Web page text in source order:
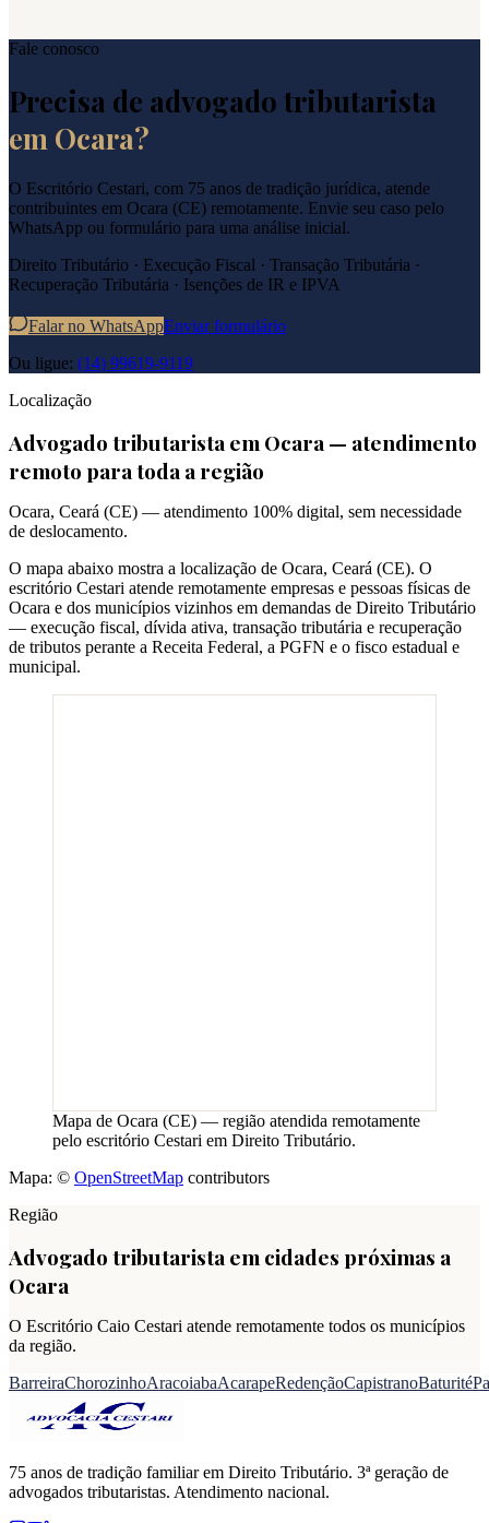
Fale conosco
Precisa de advogado tributarista
em Ocara?
O Escritório Cestari, com 75 anos de tradição jurídica, atende
contribuintes em Ocara (CE) remotamente. Envie seu caso pelo
WhatsApp ou formulário para uma análise inicial.
Direito Tributário · Execução Fiscal · Transação Tributária ·
Recuperação Tributária · Isenções de IR e IPVA
Falar no WhatsAppEnviar formulário
Ou ligue: (14) 99619-9119
Localização
Advogado tributarista em Ocara — atendimento
remoto para toda a região
Ocara, Ceará (CE) — atendimento 100% digital, sem necessidade
de deslocamento.
O mapa abaixo mostra a localização de Ocara, Ceará (CE). O
escritório Cestari atende remotamente empresas e pessoas físicas de
Ocara e dos municípios vizinhos em demandas de Direito Tributário
— execução fiscal, dívida ativa, transação tributária e recuperação
de tributos perante a Receita Federal, a PGFN e o fisco estadual e
municipal.
Mapa de Ocara (CE) — região atendida remotamente
pelo escritório Cestari em Direito Tributário.
Mapa: © OpenStreetMap contributors
Região
Advogado tributarista em cidades próximas a
Ocara
O Escritório Caio Cestari atende remotamente todos os municípios
da região.
BarreiraChorozinhoAracoiabaAcarapeRedençãoCapistranoBaturité
75 anos de tradição familiar em Direito Tributário. 3ª geração de
advogados tributaristas. Atendimento nacional.